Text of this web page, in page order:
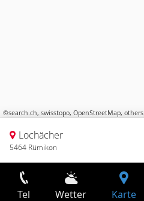
©search.ch, swisstopo, OpenStreetMap, others
Lochächer
5464 Rümikon
Tel Wetter Karte